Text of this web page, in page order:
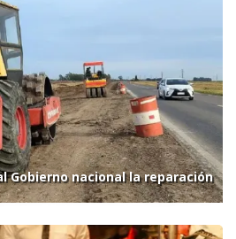
Gobierno nacional la reparación